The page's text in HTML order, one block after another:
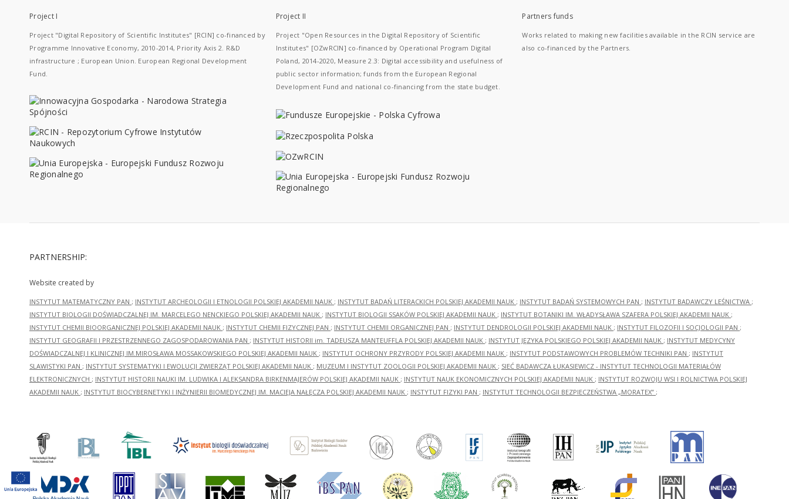
Project I
Project "Digital Repository of Scientific Institutes" [RCIN] co-financed by
Programme Innovative Economy, 2010-2014, Priority Axis 2. R&D
infrastructure ; European Union. European Regional Development
Fund.
Project II
Project "Open Resources in the Digital Repository of Scientific
Institutes" [OZwRCIN] co-financed by Operational Program Digital
Poland, 2014-2020, Measure 2.3: Digital accessibility and usefulness of
public sector information; funds from the European Regional
Development Fund and national co-financing from the state budget.
Partners funds
Works related to making new facilities available in the RCIN service are
also co-financed by the Partners.
PARTNERSHIP:
Website created by
INSTYTUT MATEMATYCZNY PAN ; INSTYTUT ARCHEOLOGII I ETNOLOGII POLSKIEJ AKADEMII NAUK ; INSTYTUT BADAŃ LITERACKICH POLSKIEJ AKADEMII NAUK ; INSTYTUT BADAŃ SYSTEMOWYCH PAN ; INSTYTUT BADAWCZY LEŚNICTWA ;
INSTYTUT BIOLOGII DOŚWIADCZALNEJ IM. MARCELEGO NENCKIEGO POLSKIEJ AKADEMII NAUK ; INSTYTUT BIOLOGII SSAKÓW POLSKIEJ AKADEMII NAUK ; INSTYTUT BOTANIKI IM. WŁADYSŁAWA SZAFERA POLSKIEJ AKADEMII NAUK ;
INSTYTUT CHEMII BIOORGANICZNEJ POLSKIEJ AKADEMII NAUK ; INSTYTUT CHEMII FIZYCZNEJ PAN ; INSTYTUT CHEMII ORGANICZNEJ PAN ; INSTYTUT DENDROLOGII POLSKIEJ AKADEMII NAUK ; INSTYTUT FILOZOFII I SOCJOLOGII PAN ;
INSTYTUT GEOGRAFII I PRZESTRZENNEGO ZAGOSPODAROWANIA PAN ; INSTYTUT HISTORII im. TADEUSZA MANTEUFFLA POLSKIEJ AKADEMII NAUK ; INSTYTUT JĘZYKA POLSKIEGO POLSKIEJ AKADEMII NAUK ; INSTYTUT MEDYCYNY
DOŚWIADCZALNEJ I KLINICZNEJ IM.MIROSŁAWA MOSSAKOWSKIEGO POLSKIEJ AKADEMII NAUK ; INSTYTUT OCHRONY PRZYRODY POLSKIEJ AKADEMII NAUK ; INSTYTUT PODSTAWOWYCH PROBLEMÓW TECHNIKI PAN ; INSTYTUT
SLAWISTYKI PAN ; INSTYTUT SYSTEMATYKI I EWOLUCJI ZWIERZĄT POLSKIEJ AKADEMII NAUK ; MUZEUM I INSTYTUT ZOOLOGII POLSKIEJ AKADEMII NAUK ; SIEĆ BADAWCZA ŁUKASIEWICZ - INSTYTUT TECHNOLOGII MATERIAŁÓW
ELEKTRONICZNYCH ; INSTYTUT HISTORII NAUKI IM. LUDWIKA I ALEKSANDRA BIRKENMAJERÓW POLSKIEJ AKADEMII NAUK ; INSTYTUT NAUK EKONOMICZNYCH POLSKIEJ AKADEMII NAUK ; INSTYTUT ROZWOJU WSI I ROLNICTWA POLSKIEJ
AKADEMII NAUK ; INSTYTUT BIOCYBERNETYKI I INŻYNIERII BIOMEDYCZNEJ IM. MACIEJA NAŁĘCZA POLSKIEJ AKADEMII NAUK ; INSTYTUT FIZYKI PAN ; INSTYTUT TECHNOLOGII BEZPIECZEŃSTWA „MORATEX” ;